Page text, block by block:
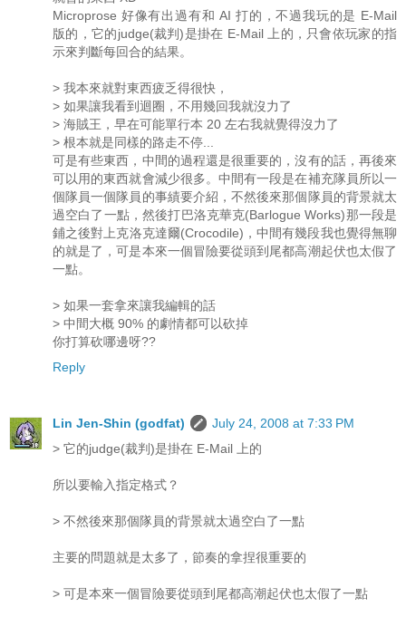
Microprose 好像有出過有和 AI 打的，不過我玩的是 E-Mail
版的，它的judge(裁判)是掛在 E-Mail 上的，只會依玩家的指
示來判斷每回合的結果。
> 我本來就對東西疲乏得很快，
> 如果讓我看到迴圈，不用幾回我就沒力了
> 海賊王，早在可能單行本 20 左右我就覺得沒力了
> 根本就是同樣的路走不停...
可是有些東西，中間的過程還是很重要的，沒有的話，再後來
可以用的東西就會減少很多。中間有一段是在補充隊員所以一
個隊員一個隊員的事績要介紹，不然後來那個隊員的背景就太
過空白了一點，然後打巴洛克華克(Barlogue Works)那一段是
鋪之後對上克洛克達爾(Crocodile)，中間有幾段我也覺得無聊
的就是了，可是本來一個冒險要從頭到尾都高潮起伏也太假了
一點。
> 如果一套拿來讓我編輯的話
> 中間大概 90% 的劇情都可以砍掉
你打算砍哪邊呀??
Reply
Lin Jen-Shin (godfat)
July 24, 2008 at 7:33 PM
> 它的judge(裁判)是掛在 E-Mail 上的
所以要輸入指定格式？
> 不然後來那個隊員的背景就太過空白了一點
主要的問題就是太多了，節奏的拿捏很重要的
> 可是本來一個冒險要從頭到尾都高潮起伏也太假了一點